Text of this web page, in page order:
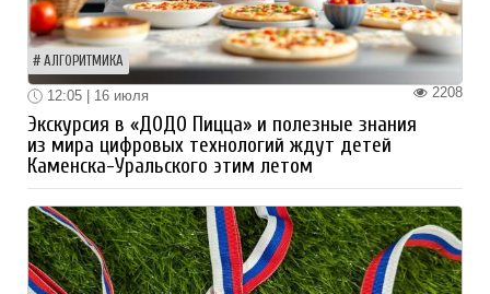
АЛГОРИТМИКА
2208
12:05 | 16 июля
Экскурсия в «ДОДО Пицца» и полезные знания
из мира цифровых технологий ждут детей
Каменска-Уральского этим летом